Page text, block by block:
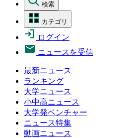
検索
カテゴリ
ログイン
ニュースを受信
最新ニュース
ランキング
大学ニュース
小中高ニュース
大学発ベンチャー
ニュース特集
動画ニュース